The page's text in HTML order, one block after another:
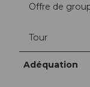
Offre de
Tour
Adéquation